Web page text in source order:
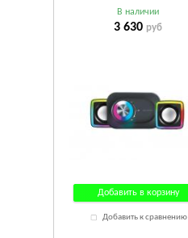
В наличии
3 630 руб
Добавить в корзину
Добавить к сравнению